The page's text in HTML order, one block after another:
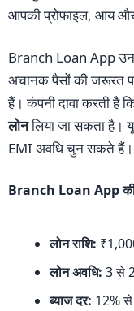
आपकी प्रोफाइल, आय
Branch Loan App उन
अचानक पैसों की जरूरत
हैं। कंपनी दावा करती है
लोनलिया जा सकता है।
EMI अवधि चुन सकते हैं।
Branch Loan App की
लोन राशि:
लोन अवधि: 3 से
ब्याज दर: 12% से